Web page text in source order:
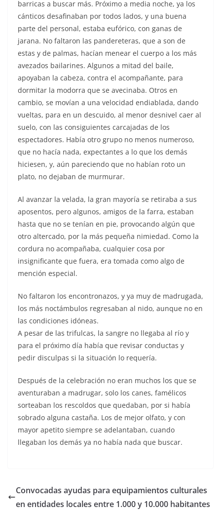
barricas a buscar más. Próximo a media noche, ya los
cánticos desafinaban por todos lados, y una buena
parte del personal, estaba eufórico, con ganas de
jarana. No faltaron las pandereteras, que a son de
estas y de palmas, hacían menear el cuerpo a los más
avezados bailarines. Algunos a mitad del baile,
apoyaban la cabeza, contra el acompañante, para
dormitar la modorra que se avecinaba. Otros en
cambio, se movían a una velocidad endiablada, dando
vueltas, para en un descuido, al menor desnivel caer al
suelo, con las consiguientes carcajadas de los
espectadores. Había otro grupo no menos numeroso,
que no hacía nada, expectantes a lo que los demás
hiciesen, y, aún pareciendo que no habían roto un
plato, no dejaban de murmurar.
Al avanzar la velada, la gran mayoría se retiraba a sus
aposentos, pero algunos, amigos de la farra, estaban
hasta que no se tenían en pie, provocando algún que
otro altercado, por la más pequeña nimiedad. Como la
cordura no acompañaba, cualquier cosa por
insignificante que fuera, era tomada como algo de
mención especial.
No faltaron los encontronazos, y ya muy de madrugada,
los más noctámbulos regresaban al nido, aunque no en
las condiciones idóneas.
A pesar de las trifulcas, la sangre no llegaba al río y
para el próximo día había que revisar conductas y
pedir disculpas si la situación lo requería.
Después de la celebración no eran muchos los que se
aventuraban a madrugar, solo los canes, famélicos
sorteaban los rescoldos que quedaban, por si había
sobrado alguna castaña. Los de mejor olfato, y con
mayor apetito siempre se adelantaban, cuando
llegaban los demás ya no había nada que buscar.
Convocadas ayudas para equipamientos culturales
en entidades locales entre 1.000 y 10.000 habitantes